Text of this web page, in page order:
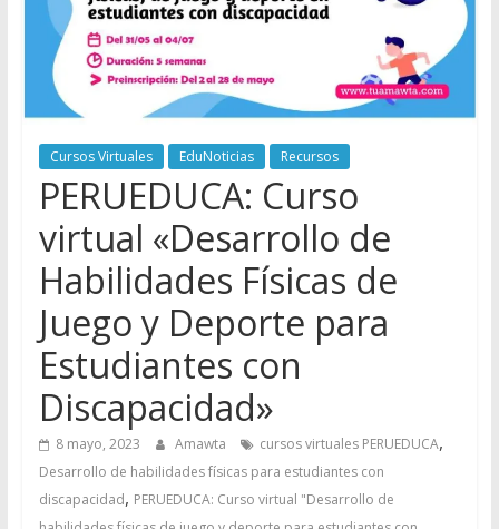
Cursos Virtuales EduNoticias Recursos
PERUEDUCA: Curso
virtual «Desarrollo de
Habilidades Físicas de
Juego y Deporte para
Estudiantes con
Discapacidad»
8 mayo, 2023 Amawta cursos virtuales PERUEDUCA,
Desarrollo de habilidades físicas para estudiantes con
discapacidad, PERUEDUCA: Curso virtual "Desarrollo de